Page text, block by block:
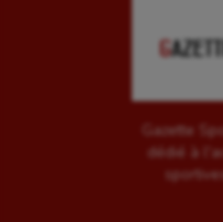
Gazette
dédié à